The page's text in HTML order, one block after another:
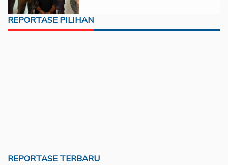
REPORTASE PILIHAN
REPORTASE TERBARU